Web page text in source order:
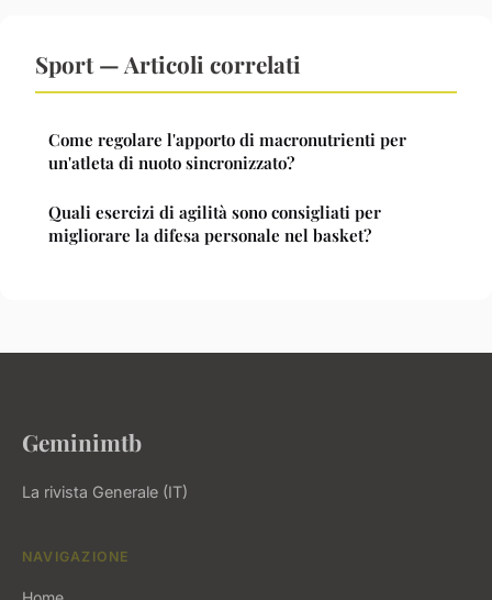
Sport — Articoli correlati
Come regolare l'apporto di macronutrienti per
un'atleta di nuoto sincronizzato?
Quali esercizi di agilità sono consigliati per
migliorare la difesa personale nel basket?
Geminimtb
La rivista Generale (IT)
NAVIGAZIONE